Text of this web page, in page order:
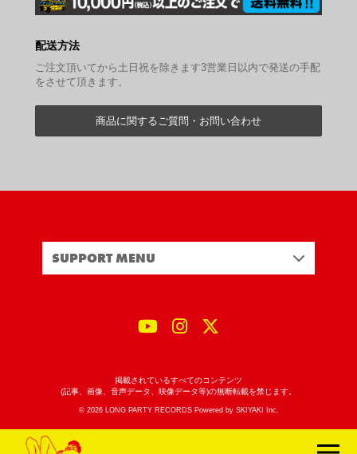
配送方法
ご注文頂いてから土日祝を除きます3営業日以内で発送の手配
をさせて頂きます。
商品に関するご質問・お問い合わせ
SUPPORT MENU
掲載されているすべてのコンテンツ
(記事、画像、音声データ、映像データ等)の無断転載を禁じます。
© 2026 LONG PARTY RECORDS Powered by SKIYAKI Inc.